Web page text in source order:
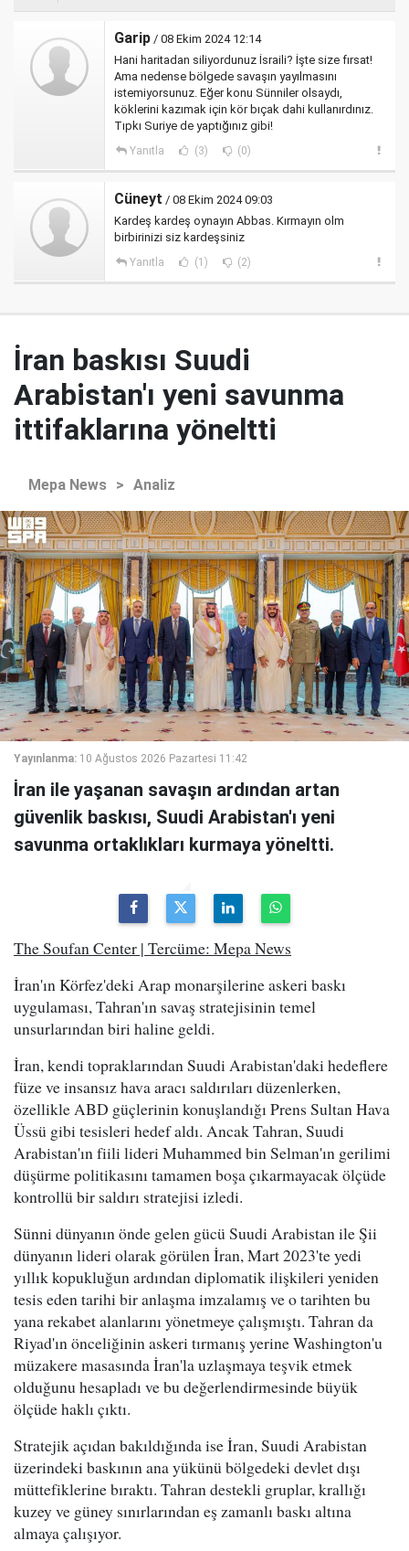
Garip / 08 Ekim 2024 12:14
Hani haritadan siliyordunuz İsraili? İşte size fırsat!
Ama nedense bölgede savaşın yayılmasını
istemiyorsunuz. Eğer konu Sünniler olsaydı,
köklerini kazımak için kör bıçak dahi kullanırdınız.
Tıpkı Suriye de yaptığınız gibi!
Yanıtla (3) (0)
Cüneyt / 08 Ekim 2024 09:03
Kardeş kardeş oynayın Abbas. Kırmayın olm
birbirinizi siz kardeşsiniz
Yanıtla (1) (2)
İran baskısı Suudi
Arabistan'ı yeni savunma
ittifaklarına yöneltti
Mepa News > Analiz
Yayınlanma: 10 Ağustos 2026 Pazartesi 11:42
İran ile yaşanan savaşın ardından artan
güvenlik baskısı, Suudi Arabistan'ı yeni
savunma ortaklıkları kurmaya yöneltti.
The Soufan Center | Tercüme: Mepa News
İran'ın Körfez'deki Arap monarşilerine askeri baskı
uygulaması, Tahran'ın savaş stratejisinin temel
unsurlarından biri haline geldi.
İran, kendi topraklarından Suudi Arabistan'daki hedeflere
füze ve insansız hava aracı saldırıları düzenlerken,
özellikle ABD güçlerinin konuşlandığı Prens Sultan Hava
Üssü gibi tesisleri hedef aldı. Ancak Tahran, Suudi
Arabistan'ın fiili lideri Muhammed bin Selman'ın gerilimi
düşürme politikasını tamamen boşa çıkarmayacak ölçüde
kontrollü bir saldırı stratejisi izledi.
Sünni dünyanın önde gelen gücü Suudi Arabistan ile Şii
dünyanın lideri olarak görülen İran, Mart 2023'te yedi
yıllık kopukluğun ardından diplomatik ilişkileri yeniden
tesis eden tarihi bir anlaşma imzalamış ve o tarihten bu
yana rekabet alanlarını yönetmeye çalışmıştı. Tahran da
Riyad'ın önceliğinin askeri tırmanış yerine Washington'u
müzakere masasında İran'la uzlaşmaya teşvik etmek
olduğunu hesapladı ve bu değerlendirmesinde büyük
ölçüde haklı çıktı.
Stratejik açıdan bakıldığında ise İran, Suudi Arabistan
üzerindeki baskının ana yükünü bölgedeki devlet dışı
müttefiklerine bıraktı. Tahran destekli gruplar, krallığı
kuzey ve güney sınırlarından eş zamanlı baskı altına
almaya çalışıyor.